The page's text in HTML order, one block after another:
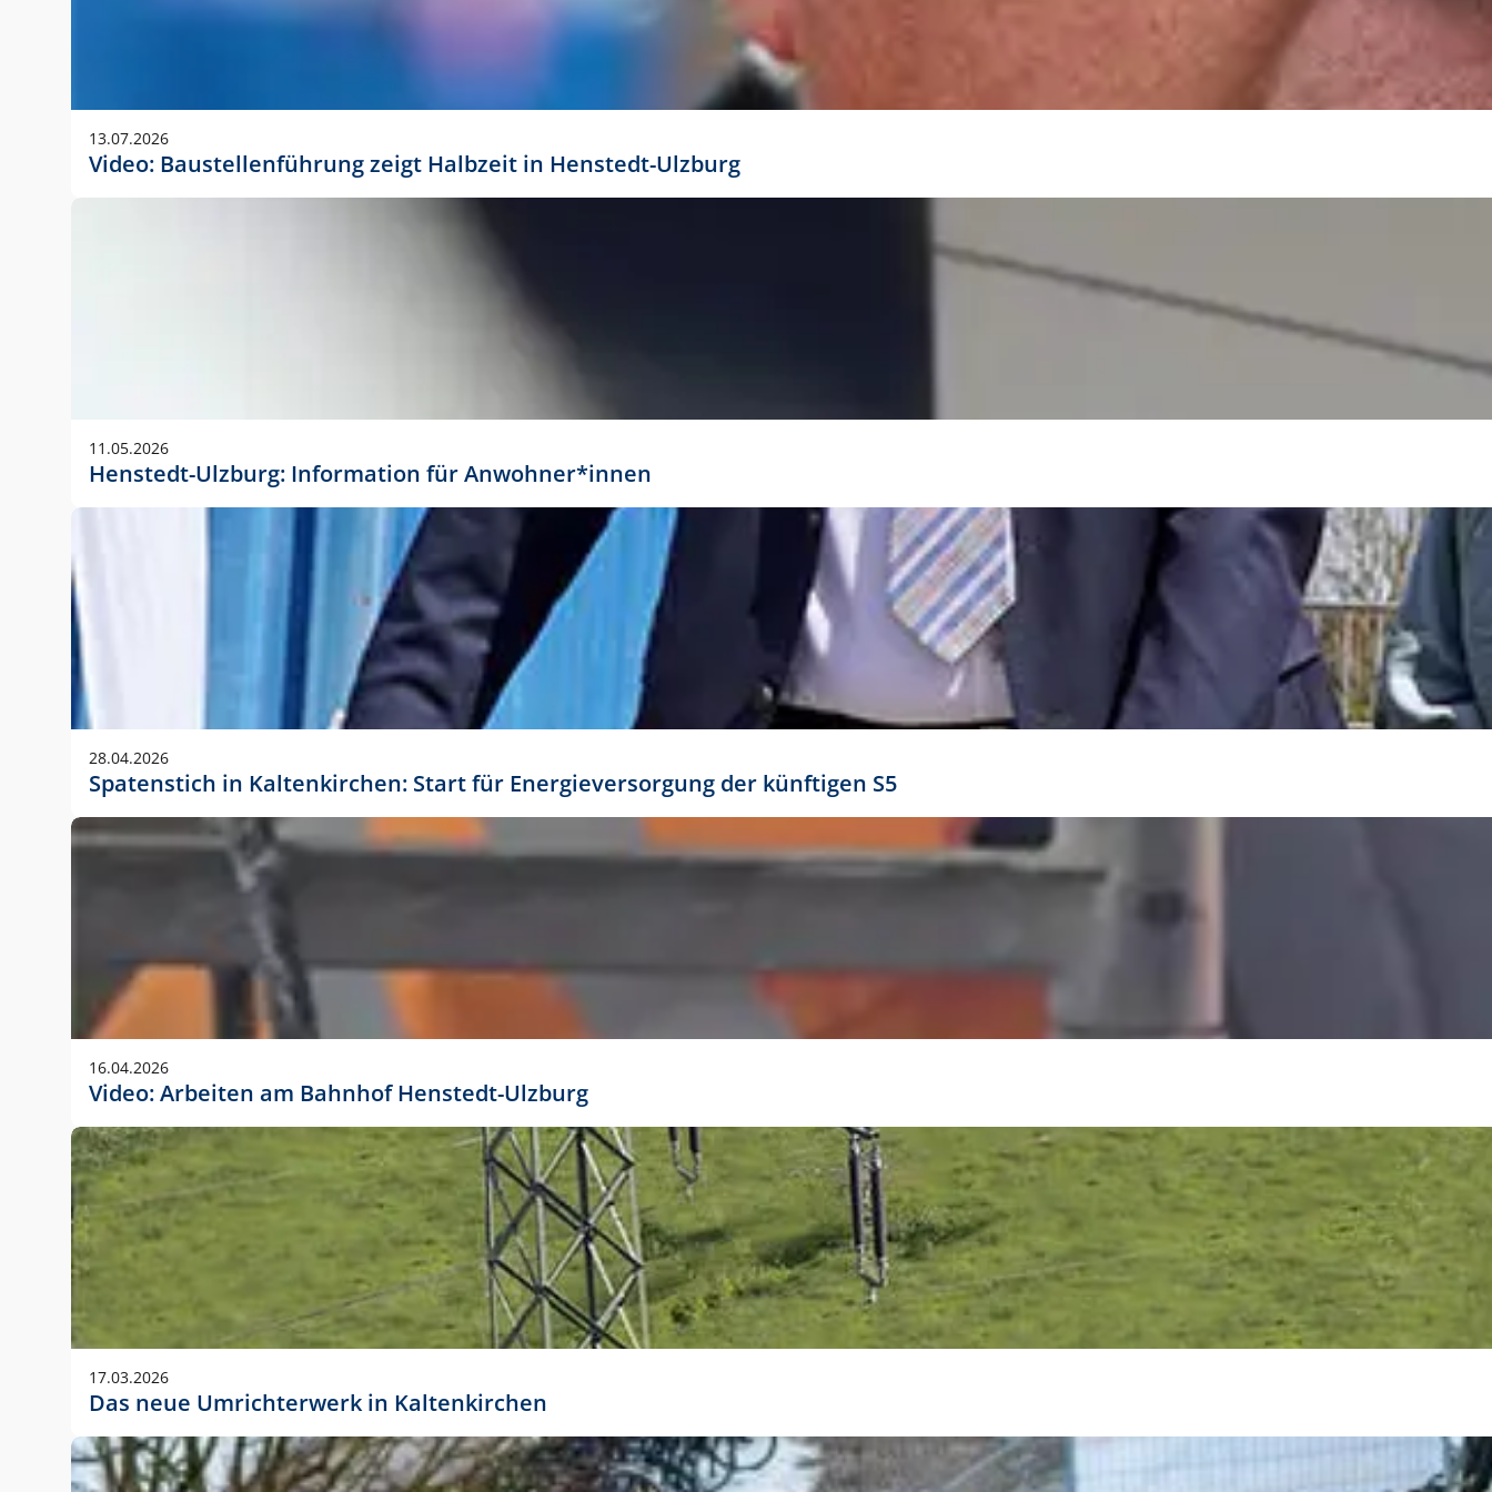
Anwendungsgröße im Layout:
Die Logohöhe beträgt 4 – 10 % der jeweiligen Formathöhe. Daraus ergeben sich für gängige Formate
folgende fest definierte Anwendungsgrößen im Layout:
DIN A3 – 15 mm hoch (5 %)
DIN A1 – 39 mm hoch (5 %)
DIN lang – 10 mm hoch (5 %)
1080 x 1080 px – 78 px hoch (7 %)
In Ausnahmefällen darf das Logo jedoch auch größer oder kleiner gesetzt werden. Dazu bedarf es jedoch
stets der vorherigen Absprache mit der Marketingabteilung.
13.07.2026
Video: Baustellenführung zeigt Halbzeit in Henstedt-Ulzburg
11.05.2026
Henstedt-Ulzburg: Information für Anwohner*innen
28.04.2026
Spatenstich in Kaltenkirchen: Start für Energieversorgung der künftigen S5
16.04.2026
Video: Arbeiten am Bahnhof Henstedt-Ulzburg
17.03.2026
Das neue Umrichterwerk in Kaltenkirchen